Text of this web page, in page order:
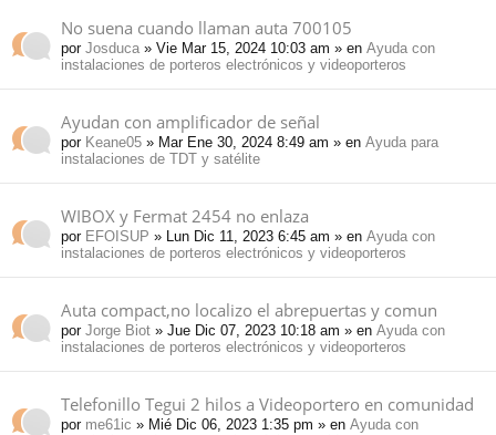
No suena cuando llaman auta 700105
por Josduca » Vie Mar 15, 2024 10:03 am » en Ayuda con
instalaciones de porteros electrónicos y videoporteros
Ayudan con amplificador de señal
por Keane05 » Mar Ene 30, 2024 8:49 am » en Ayuda para
instalaciones de TDT y satélite
WIBOX y Fermat 2454 no enlaza
por EFOISUP » Lun Dic 11, 2023 6:45 am » en Ayuda con
instalaciones de porteros electrónicos y videoporteros
Auta compact,no localizo el abrepuertas y comun
por Jorge Biot » Jue Dic 07, 2023 10:18 am » en Ayuda con
instalaciones de porteros electrónicos y videoporteros
Telefonillo Tegui 2 hilos a Videoportero en comunidad
por me61ic » Mié Dic 06, 2023 1:35 pm » en Ayuda con